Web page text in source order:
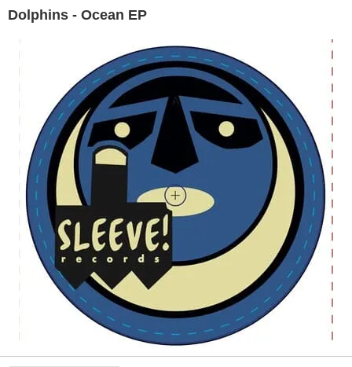
Dolphins - Ocean EP